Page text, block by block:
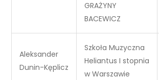
GRAŻYNY
BACEWICZ
Aleksander
Dunin-Kęplicz
Szkoła Muzyczna
Heliantus I stopnia
w Warszawie